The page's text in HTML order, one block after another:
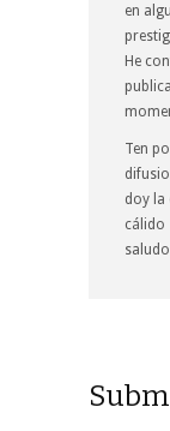
en
He
Ten
doy la
cálido